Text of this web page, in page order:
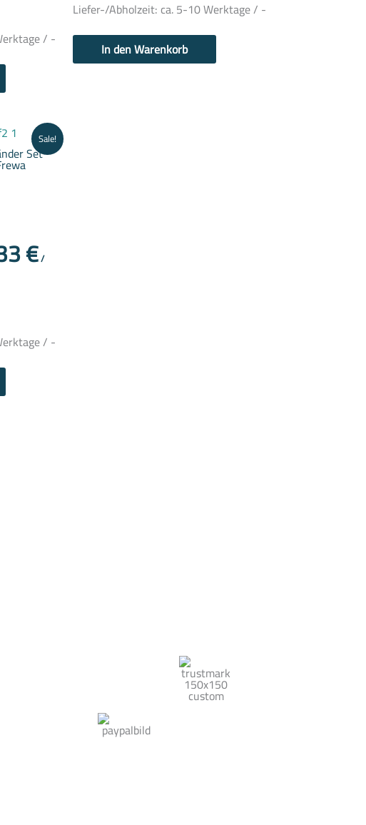
/ -
Liefer-/Abholzeit: ca. 5-10 Werktage / -
In den Warenkorb
Sale!
Set
€/
/ -